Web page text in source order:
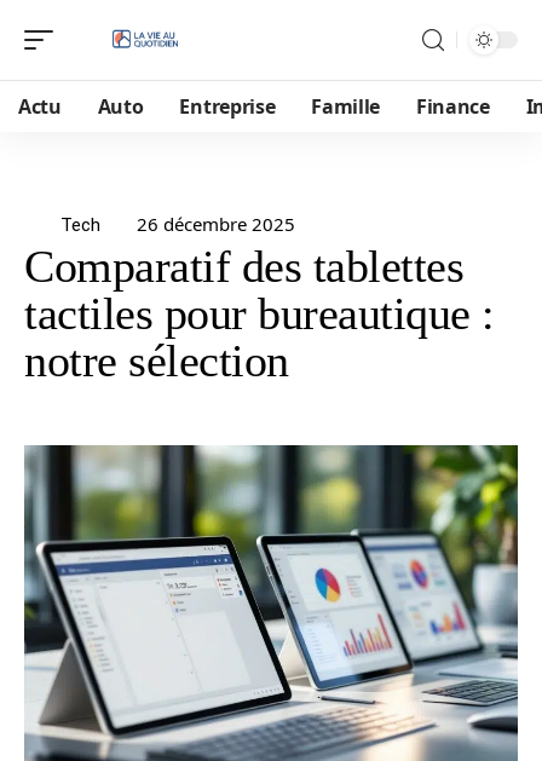
Actu Auto Entreprise Famille Finance
Tech 26 décembre 2025
Comparatif des tablettes
tactiles pour bureautique :
notre sélection